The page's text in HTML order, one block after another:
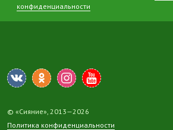
конфиденциальности
© «Сияние», 2013—2026
Политика конфиденциальности